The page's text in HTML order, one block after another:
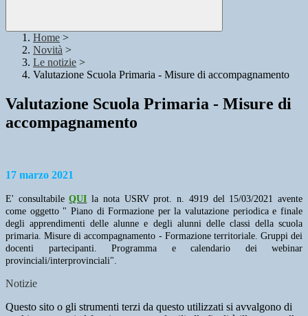
Home >
Novità >
Le notizie >
Valutazione Scuola Primaria - Misure di accompagnamento
Valutazione Scuola Primaria - Misure di
accompagnamento
17 marzo 2021
E' consultabileQUI la nota USRV prot. n. 4919 del 15/03/2021 avente
come oggetto " Piano di Formazione per la valutazione periodica e finale
degli apprendimenti delle alunne e degli alunni delle classi della scuola
primaria. Misure di accompagnamento - Formazione territoriale. Gruppi dei
docenti partecipanti. Programma e calendario dei webinar
provinciali/interprovinciali".
Notizie
Questo sito o gli strumenti terzi da questo utilizzati si avvalgono di